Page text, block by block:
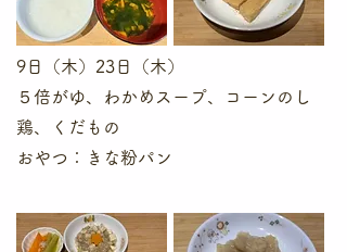
9日（木）23日（木）
５倍がゆ、わかめスープ、コーンのし
鶏、くだもの
​おやつ：きな粉パン